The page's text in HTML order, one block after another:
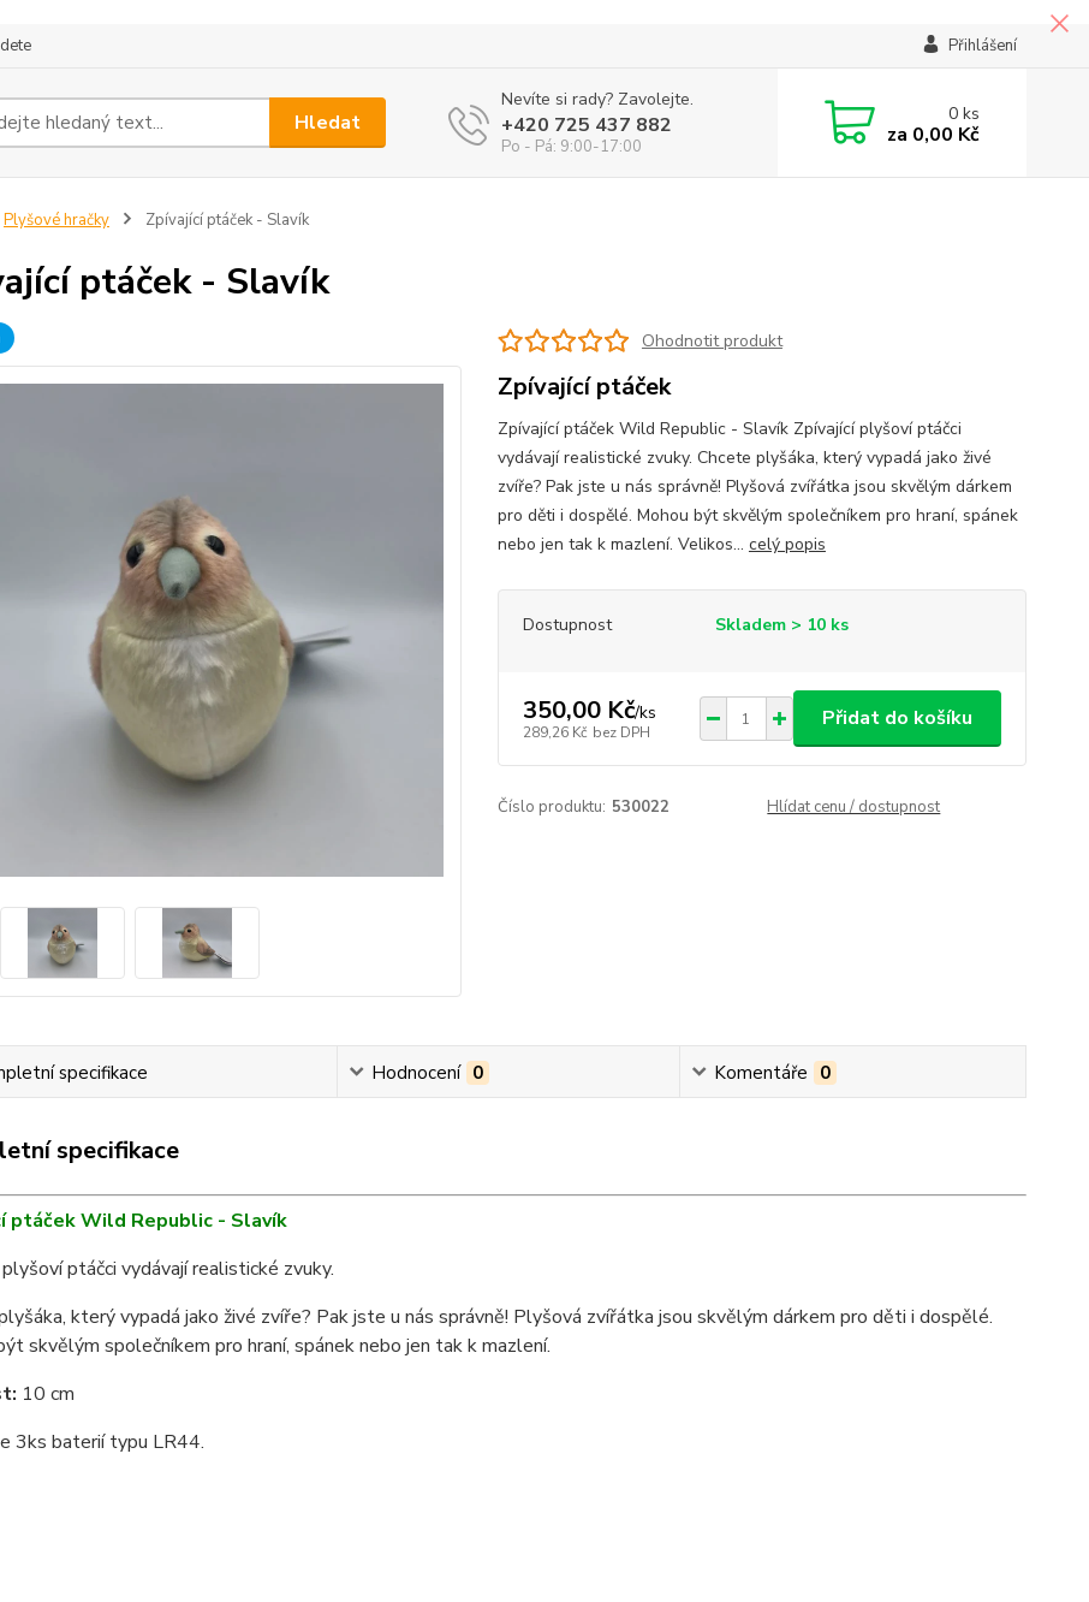
Přihlášení
Hledat
Nevíte si rady? Zavolejte.
+420 725 437 882
Po - Pá: 9:00-17:00
0ks
za 0,00 Kč
Plyšové hračky Zpívající ptáček - Slavík
ptáček - Slavík
Ohodnotit produkt
Zpívající ptáček
Zpívající ptáček Wild Republic - Slavík Zpívající plyšoví ptáčci
vydávají realistické zvuky. Chcete plyšáka, který vypadá jako živé
zvíře? Pak jste u nás správně! Plyšová zvířátka jsou skvělým dárkem
pro děti i dospělé. Mohou být skvělým společníkem pro hraní, spánek
nebo jen tak k mazlení. Velikos... celý popis
Dostupnost Skladem > 10 ks
350,00 Kč/ks
289,26 Kč bez DPH
Přidat do košíku
Číslo produktu: 530022 Hlídat cenu / dostupnost
specifikace Hodnocení 0 Komentáře 0
specifikace
ptáček Wild Republic - Slavík
ptáčci vydávají realistické zvuky.
který vypadá jako živé zvíře? Pak jste u nás správně! Plyšová zvířátka jsou skvělým dárkem pro děti i dospělé.
skvělým společníkem pro hraní, spánek nebo jen tak k mazlení.
10 cm
3ks baterií typu LR44.